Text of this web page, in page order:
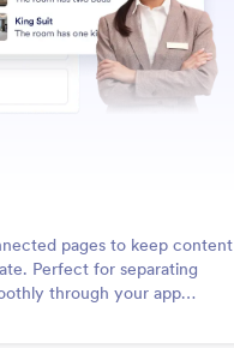
아보기 : Create Pages
pages to keep content
Perfect for separating
through your app